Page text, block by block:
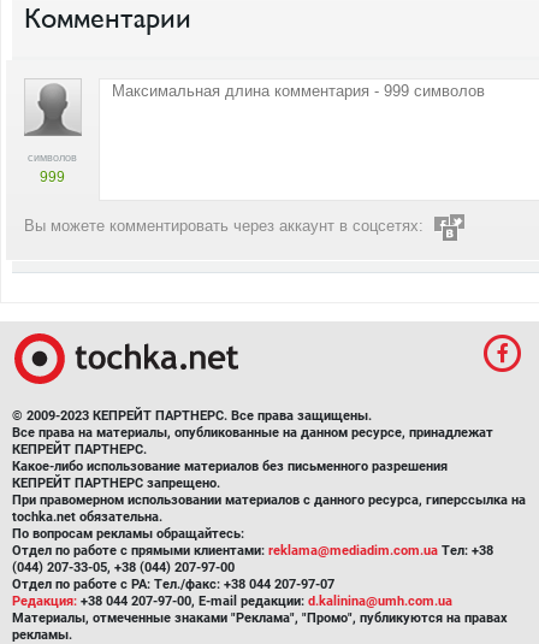
Комментарии
символов
999
Вы можете комментировать через аккаунт в соцсетях:
© 2009-2023 КЕПРЕЙТ ПАРТНЕРС. Все права защищены.
Все права на материалы, опубликованные на данном ресурсе, принадлежат
КЕПРЕЙТ ПАРТНЕРС.
Какое-либо использование материалов без письменного разрешения
КЕПРЕЙТ ПАРТНЕРС запрещено.
При правомерном использовании материалов с данного ресурса, гиперссылка на
tochka.net обязательна.
По вопросам рекламы обращайтесь:
Отдел по работе с прямыми клиентами: reklama@mediadim.com.ua Тел: +38
(044) 207-33-05, +38 (044) 207-97-00
Отдел по работе с РА: Тел./факс: +38 044 207-97-07
Редакция: +38 044 207-97-00, E-mail редакции: d.kalinina@umh.com.ua
Материалы, отмеченные знаками "Реклама", "Промо", публикуются на правах
рекламы.